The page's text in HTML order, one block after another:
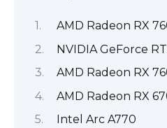
AMD Radeon RX
NVIDIA GeForce
AMD Radeon RX
AMD Radeon RX
Intel Arc A770